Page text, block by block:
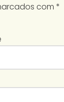
com *